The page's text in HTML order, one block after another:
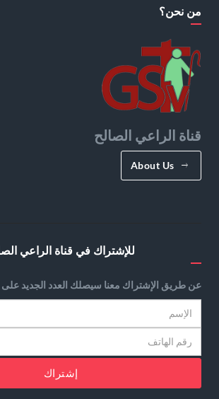
من نحن؟
قناة الراعي الصالح
About Us
للإشتراك في قناة الراعي
عن طريق الإشتراك معنا سيصلك العدد الجديد على
إشتراك